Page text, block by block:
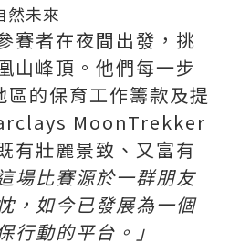
然未來
賽者在夜間出發，挑
山峰頂。他們每一步
的保育工作籌款及提
MoonTrekker
有壯麗景致、又富有
這場比賽源於一群朋友
，如今已發展為一個
行動的平台。」